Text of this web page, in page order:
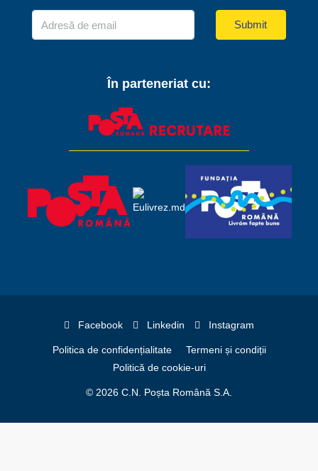
Submit
În parteneriat cu:
Facebook Linkedin Instagram
Politica de confidențialitate
Termeni și condiții
Politică de cookie-uri
© 2026 C.N. Poșta Română S.A.